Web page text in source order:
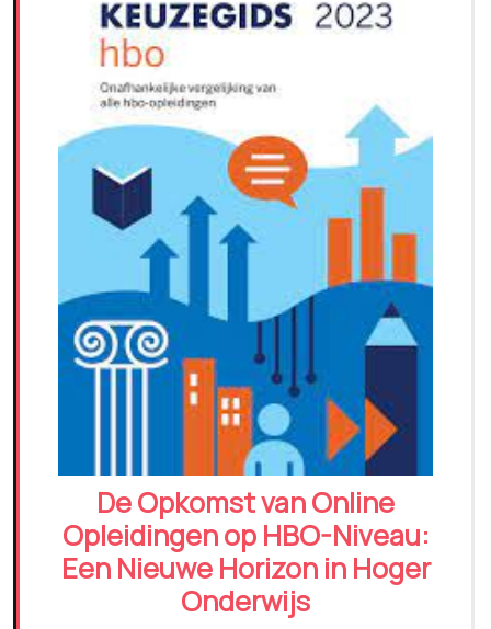
De Opkomst van Online
Opleidingen op HBO-Niveau:
Een Nieuwe Horizon in Hoger
Onderwijs